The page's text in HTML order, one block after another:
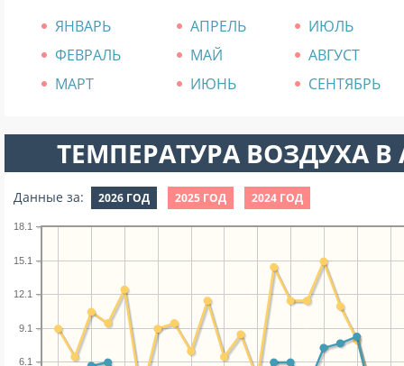
ЯНВАРЬ АПРЕЛЬ
ИЮЛЬ
ФЕВРАЛЬ
МАЙ
АВГУСТ
МАРТ
ИЮНЬ СЕНТЯБРЬ
ТЕМПЕРАТУРА ВОЗДУХА В
Данные за: 2026 ГОД 2025 ГОД 2024 ГОД
6.1
9.1
12.1
15.1
18.1